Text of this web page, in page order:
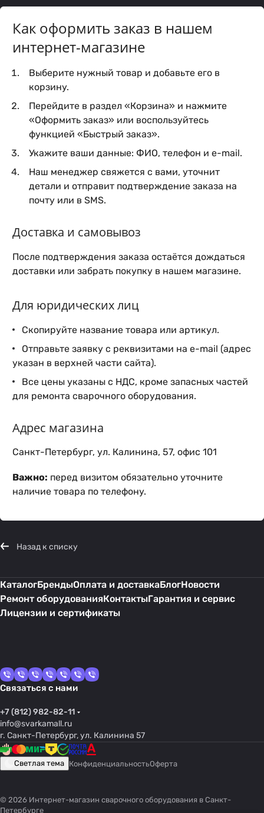
Как оформить заказ в нашем
интернет-магазине
Выберите нужный товар и добавьте его в
корзину.
Перейдите в раздел «Корзина» и нажмите
«Оформить заказ» или воспользуйтесь
функцией «Быстрый заказ».
Укажите ваши данные: ФИО, телефон и e-mail.
Наш менеджер свяжется с вами, уточнит
детали и отправит подтверждение заказа на
почту или в SMS.
Доставка и самовывоз
После подтверждения заказа остаётся дождаться
доставки или забрать покупку в нашем магазине.
Для юридических лиц
Скопируйте название товара или артикул.
Отправьте заявку с реквизитами на e-mail (адрес
указан в верхней части сайта).
Все цены указаны с НДС, кроме запасных частей
для ремонта сварочного оборудования.
Адрес магазина
Санкт-Петербург, ул. Калинина, 57, офис 101
Важно: перед визитом обязательно уточните
наличие товара по телефону.
Назад к списку
КаталогБрендыОплата и доставкаБлогНовости
Ремонт оборудованияКонтактыГарантия и сервис
Лицензии и сертификаты
Связаться с нами
+7 (812) 982-82-11
info@svarkamall.ru
г. Санкт-Петербург, ул. Калинина 57
Светлая тема КонфиденциальностьОферта
© 2026 Интернет-магазин сварочного оборудования в Санкт-
Петербурге